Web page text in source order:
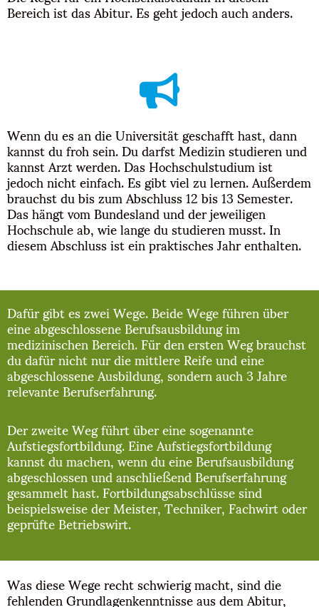
Bereich ist das Abitur. Es geht jedoch auch anders.
Wenn du es an die Universität geschafft hast, dann
kannst du froh sein. Du darfst Medizin studieren und
kannst Arzt werden. Das Hochschulstudium ist
jedoch nicht einfach. Es gibt viel zu lernen. Außerdem
brauchst du bis zum Abschluss 12 bis 13 Semester.
Das hängt vom Bundesland und der jeweiligen
Hochschule ab, wie lange du studieren musst. In
diesem Abschluss ist ein praktisches Jahr enthalten.
Dafür gibt es zwei Wege. Beide Wege führen über
eine abgeschlossene Berufsausbildung im
medizinischen Bereich. Für den ersten Weg brauchst
du dafür nicht nur die mittlere Reife und eine
abgeschlossene Ausbildung, sondern auch 3 Jahre
relevante Berufserfahrung.
Der zweite Weg führt über eine sogenannte
Aufstiegsfortbildung. Eine Aufstiegsfortbildung
kannst du machen, wenn du eine Berufsausbildung
abgeschlossen und anschließend Berufserfahrung
gesammelt hast. Fortbildungsabschlüsse sind
beispielsweise der Meister, Techniker, Fachwirt oder
geprüfte Betriebswirt.
Was diese Wege recht schwierig macht, sind die